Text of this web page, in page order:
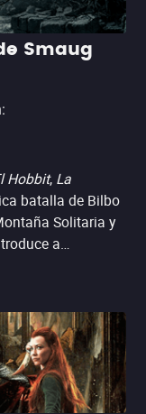
Smaug
:
Hobbit, La
batalla de Bilbo
Solitaria y
a
Jackson, como
de
en esta
el libro original.